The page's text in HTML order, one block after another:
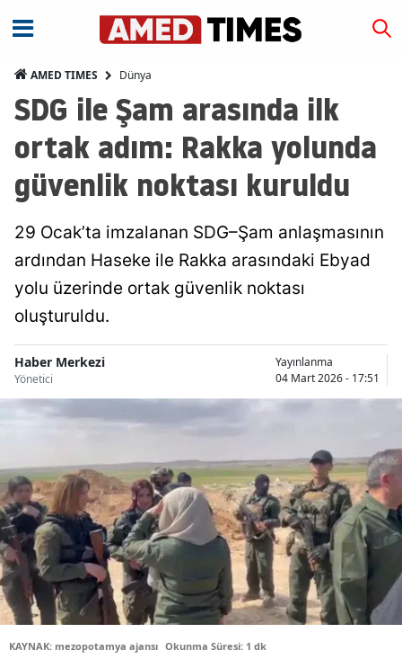
AMED TIMES Dünya
SDG ile Şam arasında ilk
ortak adım: Rakka yolunda
güvenlik noktası kuruldu
29 Ocak’ta imzalanan SDG–Şam anlaşmasının
ardından Haseke ile Rakka arasındaki Ebyad
yolu üzerinde ortak güvenlik noktası
oluşturuldu.
Haber Merkezi
Yönetici
Yayınlanma
04 Mart 2026 - 17:51
KAYNAK: mezopotamya ajansı Okunma Süresi: 1 dk